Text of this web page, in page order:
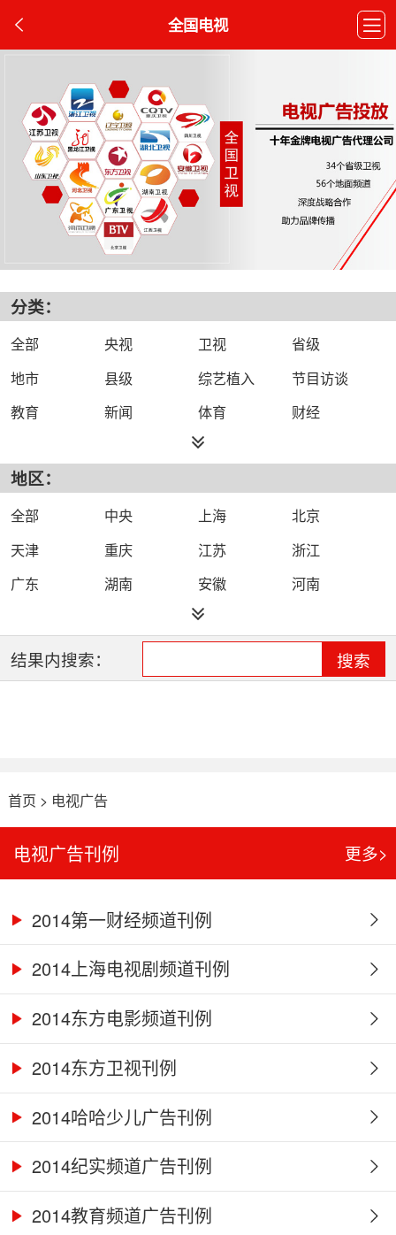
全国电视
分类：
全部 央视 卫视
省级
地市
县级 综艺植入
节目访谈
教育
新闻 体育
财经
科技
都市
文化
文艺 娱乐
影视
电影
生活 电视剧
综合
时尚
民生 IPTV智能电视
数字电视
站）
地区：
全部 中央 上海
北京
天津
重庆 江苏
浙江
广东
湖南 安徽
河南
四川
辽宁
山西
海南 陕西
甘肃
结果内搜索： 搜索
首页 > 电视广告
电视广告刊例 更多>
2014第一财经频道刊例
2014上海电视剧频道刊例
2014东方电影频道刊例
2014东方卫视刊例
2014哈哈少儿广告刊例
2014纪实频道广告刊例
2014教育频道广告刊例